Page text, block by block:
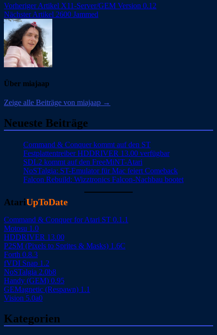
Beitragsnavigation
Vorheriger Artikel X11-Server/GEM Version 0.12
Nächster Artikel 2600 Jammed
Über miajaap
Zeige alle Beiträge von miajaap →
Neueste Beiträge
Command & Conquer kommt auf den ST
Festplattentreiber HDDRIVER 13.00 verfügbar
SDL2 kommt auf den FreeMiNT-Atari
NoSTalgia: ST-Emulator für Mac feiert Comeback
Falcon Rebuild: Wizztronics Falcon-Nachbau bootet
AtariUpToDate
Command & Conquer for Atari ST 0.1.1
Motosu 1.0
HDDRIVER 13.00
P2SM (Pixels to Sprites & Masks) 1.6C
Forth 0.8.3
fVDI Snap 1.2
NoSTalgia 2.0b8
Handy (GEM) 0.95
GEMagnetic (Respawn) 1.1
Vision 5.0a0
Kategorien